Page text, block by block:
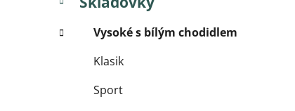
Vysoké s bílým chodidlem
Klasik
Sport